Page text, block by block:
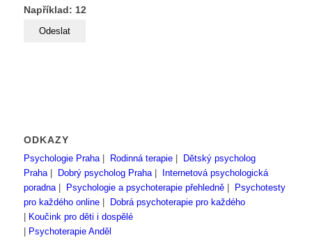
Například: 12
ODKAZY
Psychologie Praha| Rodinná terapie|
Dětský psycholog
Praha| Dobrý psycholog Praha|
Internetová psychologická
poradna| Psychologie a psychoterapie přehledně|
Psychotesty
pro každého online|
Dobrá psychoterapie pro každého
Koučink pro děti i dospělé
Psychoterapie Anděl